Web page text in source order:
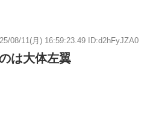
08/11(月) 16:59:23.49 ID:d2hFyJZA0
は大体左翼